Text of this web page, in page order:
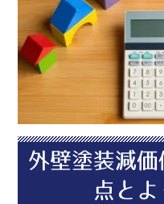
外壁塗装減
点と